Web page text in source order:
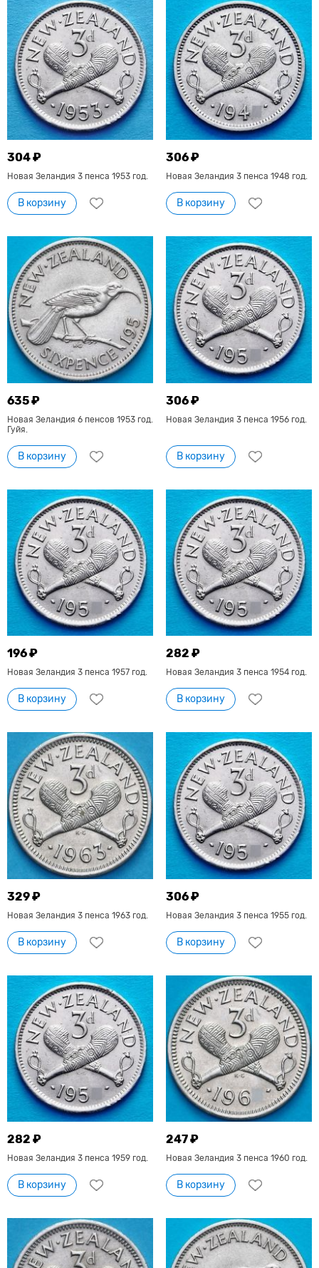
304 ₽
Новая Зеландия 3 пенса 1953 год.
В корзину
306 ₽
Новая Зеландия 3 пенса 1948 год.
В корзину
635 ₽
Новая Зеландия 6 пенсов 1953 год.
Гуйя.
В корзину
306 ₽
Новая Зеландия 3 пенса 1956 год.
В корзину
196 ₽
Новая Зеландия 3 пенса 1957 год.
В корзину
282 ₽
Новая Зеландия 3 пенса 1954 год.
В корзину
329 ₽
Новая Зеландия 3 пенса 1963 год.
В корзину
306 ₽
Новая Зеландия 3 пенса 1955 год.
В корзину
282 ₽
Новая Зеландия 3 пенса 1959 год.
В корзину
247 ₽
Новая Зеландия 3 пенса 1960 год.
В корзину